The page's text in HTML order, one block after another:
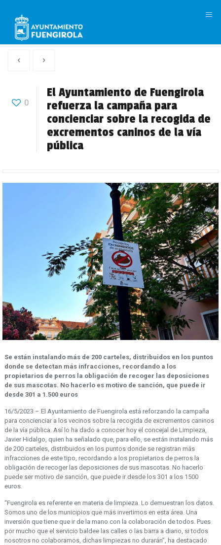
anterior
0
El Ayuntamiento de Fuengirola
refuerza la campaña para
concienciar sobre la recogida de
excrementos caninos de la vía
pública
Se están instalando más de 200 carteles, distribuidos en los puntos
donde se detectan más infracciones, recordando a los
propietarios de perros la obligación de recoger las deposiciones
de sus mascotas. No hacerlo es motivo de sanción, que puede ir
desde 301 a 1.500 euros
16/5/2023 – El Ayuntamiento de Fuengirola está reforzando la campaña
para concienciar a los vecinos sobre la recogida de excrementos caninos
de la vía pública. Así lo ha dado a conocer hoy el concejal de Limpieza,
Javier Hidalgo, quien ha señalado que, para ello, se están instalando más
de 200 carteles, distribuidos en los puntos donde se registran más
infracciones de este tipo, recordando a los propietarios de perros la
obligación de recoger las deposiciones de sus mascotas. No hacerlo
puede ser motivo de sanción, que puede ir desde los 301 a los 1500
euros.
“Fuengirola es referente en materia de limpieza. Lo demuestran los datos.
Somos uno de los municipios que más invertimos en esta área. Una
inversión que tiene que ir de la mano con la colaboración de todos. Pues
por mucho que el servicio baldee las calles o las barra a diario, si todos
nosotros no colaboramos, dichas limpiezas no durarán”, ha destacado